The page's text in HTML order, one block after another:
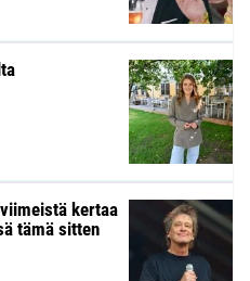
kertaa
tämä sitten